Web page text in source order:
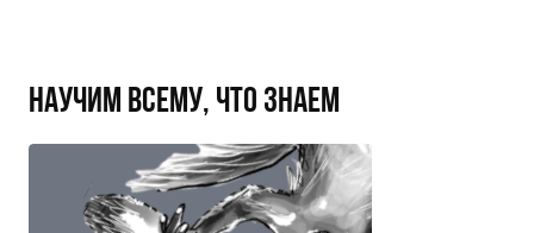
Научим всему, что знаем